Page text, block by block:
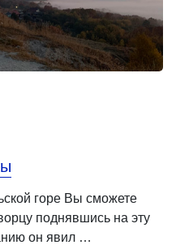
горе Вы сможете
поднявшись на эту
он явил …